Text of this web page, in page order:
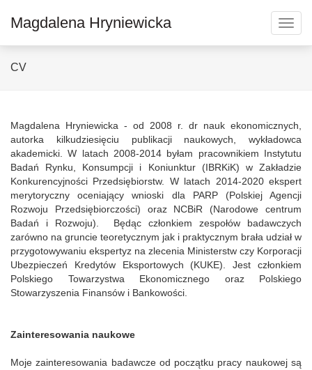
Magdalena Hryniewicka
CV
Magdalena Hryniewicka - od 2008 r. dr nauk ekonomicznych,
autorka kilkudziesięciu publikacji naukowych, wykładowca
akademicki. W latach 2008-2014 byłam pracownikiem Instytutu
Badań Rynku, Konsumpcji i Koniunktur (IBRKiK) w Zakładzie
Konkurencyjności Przedsiębiorstw. W latach 2014-2020 ekspert
merytoryczny oceniający wnioski dla PARP (Polskiej Agencji
Rozwoju Przedsiębiorczości) oraz NCBiR (Narodowe centrum
Badań i Rozwoju). Będąc członkiem zespołów badawczych
zarówno na gruncie teoretycznym jak i praktycznym brała udział w
przygotowywaniu ekspertyz na zlecenia Ministerstw czy Korporacji
Ubezpieczeń Kredytów Eksportowych (KUKE). Jest członkiem
Polskiego Towarzystwa Ekonomicznego oraz Polskiego
Stowarzyszenia Finansów i Bankowości.
Zainteresowania naukowe
Moje zainteresowania badawcze od początku pracy naukowej są